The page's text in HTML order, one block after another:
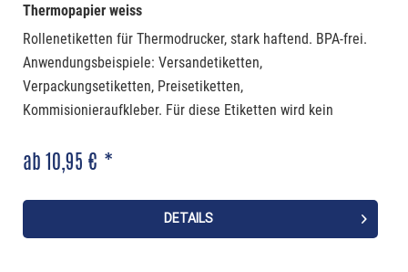
Thermopapier weiss
Rollenetiketten für Thermodrucker, stark haftend. BPA-frei.
Anwendungsbeispiele: Versandetiketten,
Verpackungsetiketten, Preisetiketten,
Kommisionieraufkleber. Für diese Etiketten wird kein
ab 10,95 € *
DETAILS